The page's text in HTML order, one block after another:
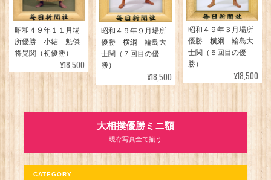
昭和４９年１１月場
所優勝 小結 魁傑
将晃関（初優勝）
¥18,500
昭和４９年９月場所
優勝 横綱 輪島大
士関（７回目の優
勝）
¥18,500
昭和４９年３月場所
優勝 横綱 輪島大
士関（５回目の優
勝）
¥18,500
大相撲優勝ミニ額
現存写真全て揃う
CATEGORY